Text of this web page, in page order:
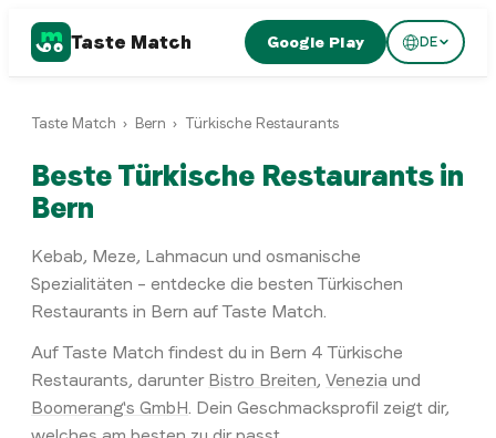
Taste Match Google Play DE
Taste Match › Bern › Türkische Restaurants
Beste Türkische Restaurants in
Bern
Kebab, Meze, Lahmacun und osmanische
Spezialitäten – entdecke die besten Türkischen
Restaurants in Bern auf Taste Match.
Auf Taste Match findest du in Bern 4 Türkische
Restaurants, darunter Bistro Breiten, Venezia und
Boomerang's GmbH. Dein Geschmacksprofil zeigt dir,